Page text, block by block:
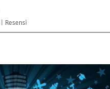
Resensi